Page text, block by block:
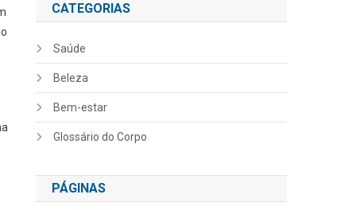
CATEGORIAS
Saúde
Beleza
Bem-estar
Glossário do Corpo
PÁGINAS